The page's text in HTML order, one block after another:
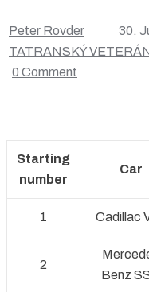
Peter Rovder
30.
TATRANSKÝ
0 Comment
Starting
number
Car
1 Cadillac
2
Benz